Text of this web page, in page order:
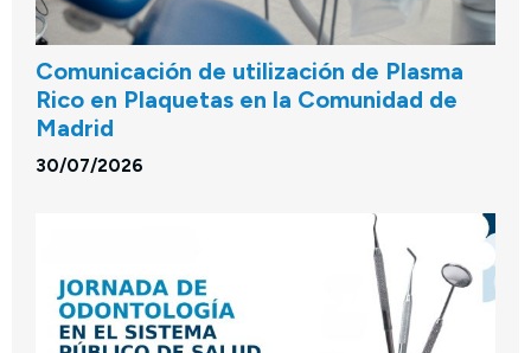
Comunicación de utilización de Plasma
Rico en Plaquetas en la Comunidad de
Madrid
30/07/2026